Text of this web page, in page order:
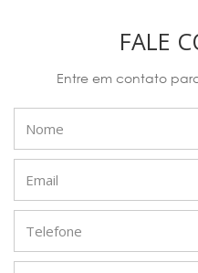
FALE
Entre em contato